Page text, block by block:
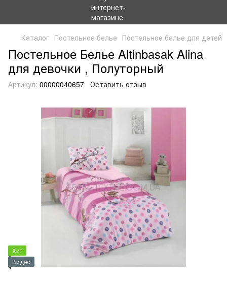
Каталог Постельное белье Постельное белье для детей
Постельное Белье Altinbasak Alina
для девочки , Полуторный
Артикул: 00000040657 Оставить отзыв
Хит
Видео